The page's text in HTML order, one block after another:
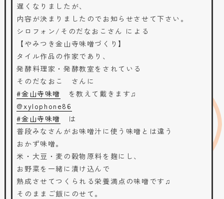
遅くなりましたが、
内容が決まりましたのでお知らせさせて下さい。
シロフォン/そのだなおこさん による
【やみつき金山寺味噌づくり】
タイル作品の作家であり、
発酵料理家・発酵教室をされている
そのだなおこ さんに
#金山寺味噌
を教えて戴きます♫
@xylophone86
#金山寺味噌
は
普段みなさんがお味噌汁に使う味噌とは違う
おかず味噌。
米・大豆・麦の穀物原料を麹にし、
お野菜を一緒に漬け込んで
熟成させてつくられる栄養満点の味噌です♫
そのままご飯にのせて。